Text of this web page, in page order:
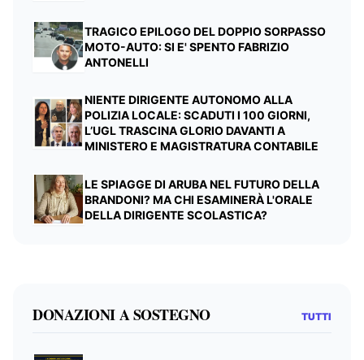
TRAGICO EPILOGO DEL DOPPIO SORPASSO
MOTO-AUTO: SI E' SPENTO FABRIZIO
ANTONELLI
NIENTE DIRIGENTE AUTONOMO ALLA
POLIZIA LOCALE: SCADUTI I 100 GIORNI,
L’UGL TRASCINA GLORIO DAVANTI A
MINISTERO E MAGISTRATURA CONTABILE
LE SPIAGGE DI ARUBA NEL FUTURO DELLA
BRANDONI? MA CHI ESAMINERÀ L'ORALE
DELLA DIRIGENTE SCOLASTICA?
DONAZIONI A SOSTEGNO TUTTI